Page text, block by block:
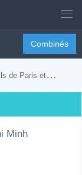
Combinés
Prévision du Match
Minh